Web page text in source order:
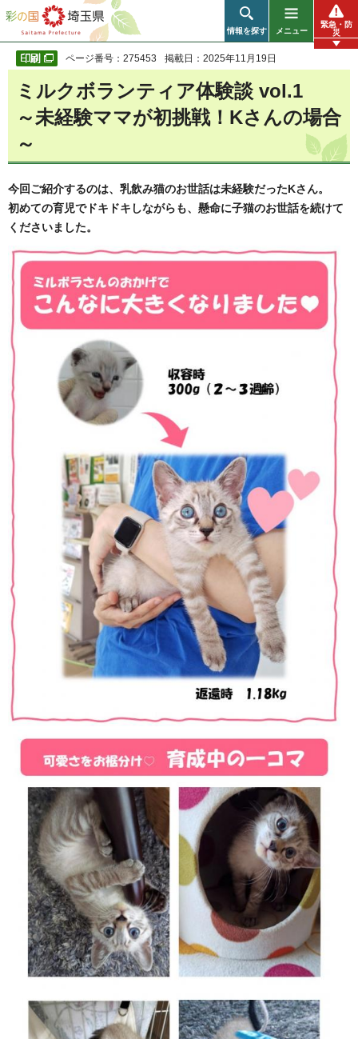
彩の国 埼玉県
情報を探す メニュー
緊急・防
災
ページ番号：275453 掲載日：2025年11月19日
ミルクボランティア体験談 vol.1
～未経験ママが初挑戦！Kさんの場合
～
今回ご紹介するのは、乳飲み猫のお世話は未経験だったKさん。
初めての育児でドキドキしながらも、懸命に子猫のお世話を続けて
くださいました。